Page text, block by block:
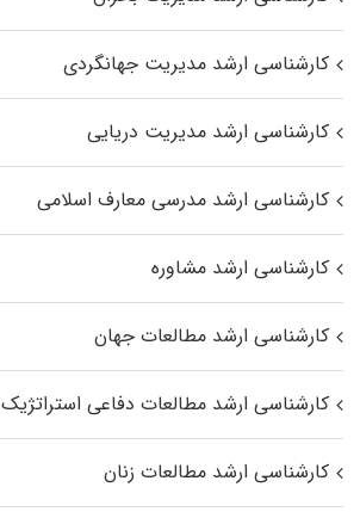
کارشناسی ارشد مدیریت جهانگردی
کارشناسی ارشد مدیریت دریایی
کارشناسی ارشد مدرسی معارف اسلامی
کارشناسی ارشد مشاوره
کارشناسی ارشد مطالعات جهان
کارشناسی ارشد مطالعات دفاعی استراتژیک
کارشناسی ارشد مطالعات زنان